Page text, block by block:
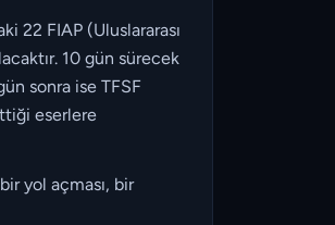
22 FIAP (Uluslararası
10 gün sürecek
sonra ise TFSF
eserlere
yol açması, bir